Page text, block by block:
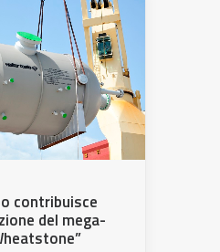
contribuisce
del mega-